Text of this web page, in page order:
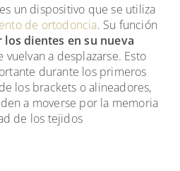
un dispositivo que se utiliza
de ortodoncia. Su función
los dientes en su nueva
vuelvan a desplazarse. Esto
durante los primeros
los brackets o alineadores,
a moverse por la memoria
de los tejidos